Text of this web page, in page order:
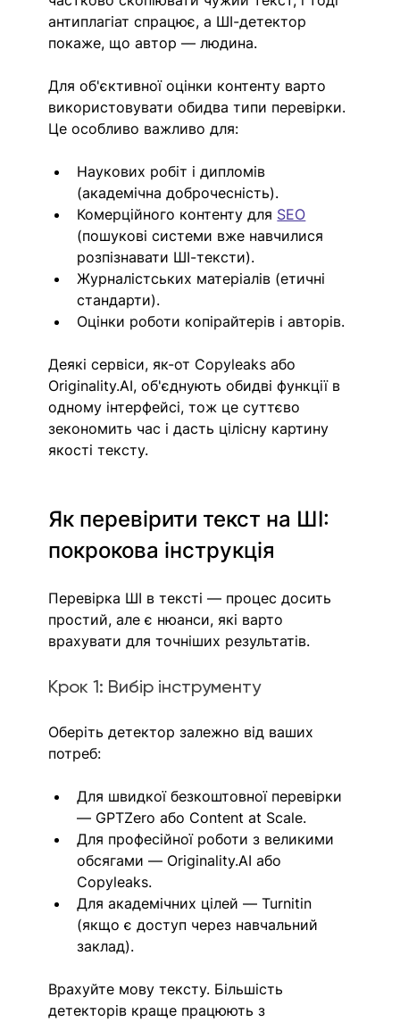
антиплагіат спрацює, а ШІ-детектор
покаже, що автор — людина.
Для об'єктивної оцінки контенту варто
використовувати обидва типи перевірки.
Це особливо важливо для:
Наукових робіт і дипломів
(академічна доброчесність).
Комерційного контенту для SEO
(пошукові системи вже навчилися
розпізнавати ШІ-тексти).
Журналістських матеріалів (етичні
стандарти).
Оцінки роботи копірайтерів і авторів.
Деякі сервіси, як-от Copyleaks або
Originality.AI, об'єднують обидві функції в
одному інтерфейсі, тож це суттєво
зекономить час і дасть цілісну картину
якості тексту.
Як перевірити текст на ШІ:
покрокова інструкція
Перевірка ШІ в тексті — процес досить
простий, але є нюанси, які варто
врахувати для точніших результатів.
Крок 1: Вибір інструменту
Оберіть детектор залежно від ваших
потреб:
Для швидкої безкоштовної перевірки
— GPTZero або Content at Scale.
Для професійної роботи з великими
обсягами — Originality.AI або
Copyleaks.
Для академічних цілей — Turnitin
(якщо є доступ через навчальний
заклад).
Врахуйте мову тексту. Більшість
детекторів краще працюють з